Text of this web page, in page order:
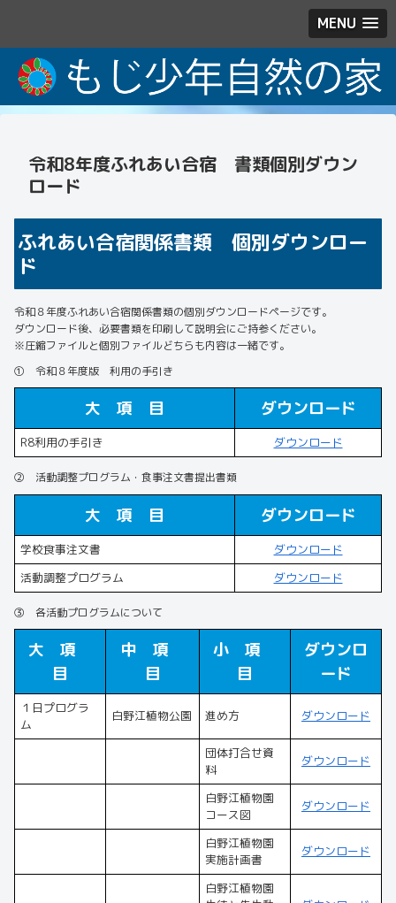
MENU
令和8年度ふれあい合宿 書類個別ダウン
ロード
ふれあい合宿関係書類 個別ダウンロー
ド
令和８年度ふれあい合宿関係書類の個別ダウンロードページです。
ダウンロード後、必要書類を印刷して説明会にご持参ください。
※圧縮ファイルと個別ファイルどちらも内容は一緒です。
① 令和８年度版 利用の手引き
大 項 目 ダウンロード
R8利用の手引き ダウンロード
② 活動調整プログラム・食事注文書提出書類
大 項 目 ダウンロード
学校食事注文書
ダウンロード
活動調整プログラム
ダウンロード
③ 各活動プログラムについて
大 項
目
中 項
目
小 項
目
ダウンロ
ード
１日プログラ
ム
白野江植物公園 進め方 ダウンロード
団体打合せ資
料
ダウンロード
白野江植物園
コース図
ダウンロード
白野江植物園
実施計画書
ダウンロード
白野江植物園